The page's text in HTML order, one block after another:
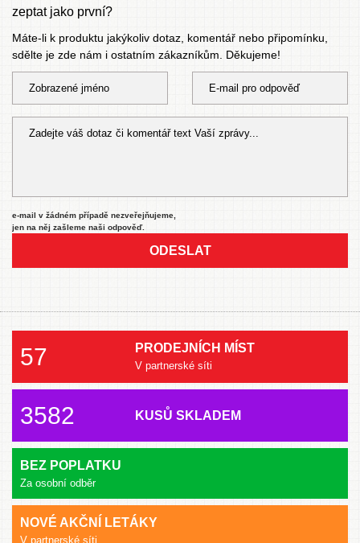
zeptat jako první?
Máte-li k produktu jakýkoliv dotaz, komentář nebo připomínku,
sdělte je zde nám i ostatním zákazníkům. Děkujeme!
e-mail v žádném případě nezveřejňujeme,
jen na něj zašleme naši odpověď.
ODESLAT
57 PRODEJNÍCH MÍST
V partnerské síti
3582 KUSŮ SKLADEM
BEZ POPLATKU
Za osobní odběr
NOVÉ AKČNÍ LETÁKY
V partnerské síti